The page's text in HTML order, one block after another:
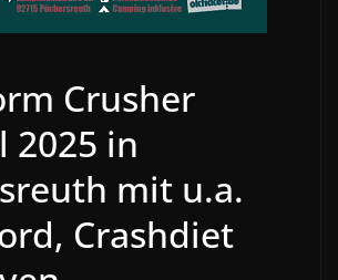
Crusher
2025 in
mit u.a.
Crashdiet